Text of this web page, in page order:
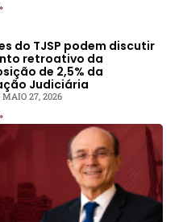
do TJSP podem discutir
retroativo da
de 2,5% da
Judiciária
MAIO 27, 2026